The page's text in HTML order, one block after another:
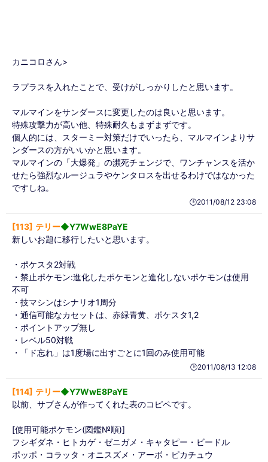
カニコロさん>
ラプラスを入れたことで、受けがしっかりしたと思います。
マルマインをサンダースに変更したのは良いと思います。
特殊攻撃力が高い他、特殊耐久もまずまずです。
個人的には、スターミー対策だけでいったら、マルマインよりサ
ンダースの方がいいかと思います。
マルマインの「大爆発」の瀕死チェンジで、ワンチャンスを活か
せたら強烈なルージュラやケンタロスを出せるわけではなかった
ですしね。
🕒️2011/08/12 23:08
113 テリー◆Y7WwE8PaYE
新しいお題に移行したいと思います。
・ポケスタ2対戦
・禁止ポケモン:進化したポケモンと進化しないポケモンは使用
不可
・技マシンはシナリオ1周分
・通信可能なカセットは、赤緑青黄、ポケスタ1,2
・ポイントアップ無し
・レベル50対戦
・「ド忘れ」は1度場に出すごとに1回のみ使用可能
🕒️2011/08/13 12:08
114 テリー◆Y7WwE8PaYE
以前、サブさんが作ってくれた表のコピペです。
[使用可能ポケモン(図鑑№順)]
フシギダネ・ヒトカゲ・ゼニガメ・キャタピー・ビードル
ポッポ・コラッタ・オニスズメ・アーボ・ピカチュウ